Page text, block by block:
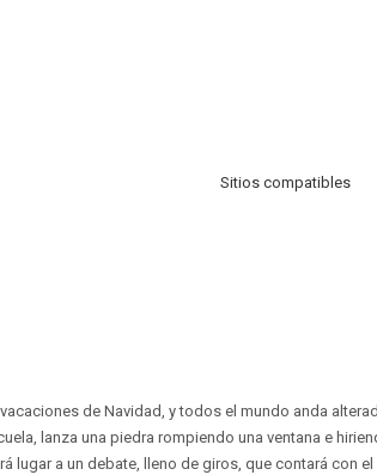
Sitios compatibles
de Navidad, y todos el mundo anda
lanza una piedra rompiendo una ventana e
lugar a un debate, lleno de giros, que contará con